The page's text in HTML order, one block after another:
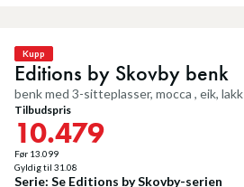
Kupp
Editions by Skovby benk
benk med 3-sitteplasser, mocca , eik, lakk
Tilbudspris
10.479
Før 13.099
Gyldig til 31.08
Serie: Se Editions by Skovby-serien